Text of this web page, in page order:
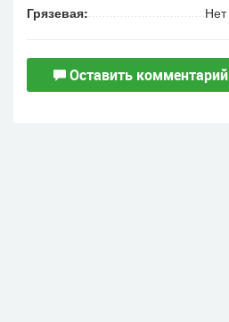
Грязевая:
Нет
Оставить комментарий